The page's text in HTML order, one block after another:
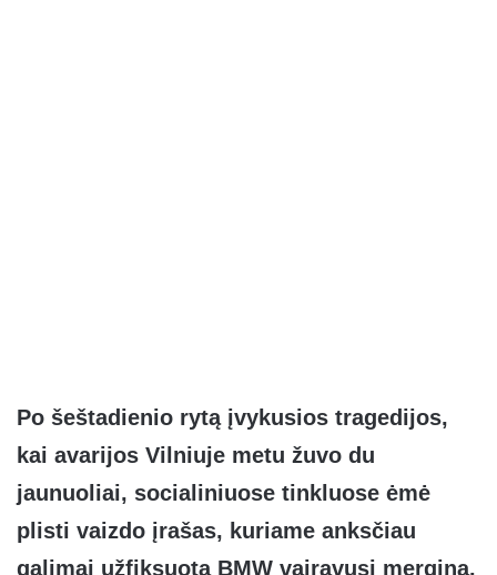
Po šeštadienio rytą įvykusios tragedijos,
kai avarijos Vilniuje metu žuvo du
jaunuoliai, socialiniuose tinkluose ėmė
plisti vaizdo įrašas, kuriame anksčiau
galimai užfiksuota BMW vairavusi mergina.